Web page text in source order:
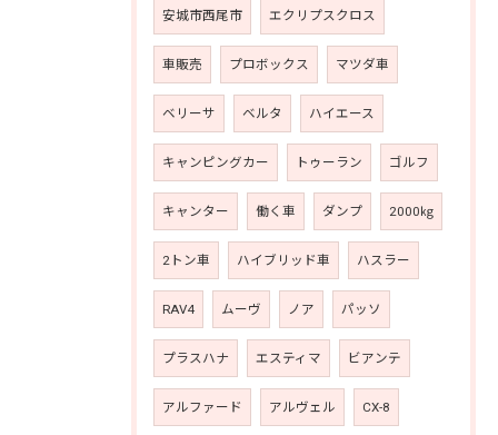
安城市西尾市 エクリプスクロス
車販売 プロボックス マツダ車
ベリーサ ベルタ ハイエース
キャンピングカー トゥーラン ゴルフ
キャンター 働く車 ダンプ 2000㎏
2トン車 ハイブリッド車 ハスラー
RAV4 ムーヴ ノア パッソ
プラスハナ エスティマ ビアンテ
アルファード アルヴェル CX-8